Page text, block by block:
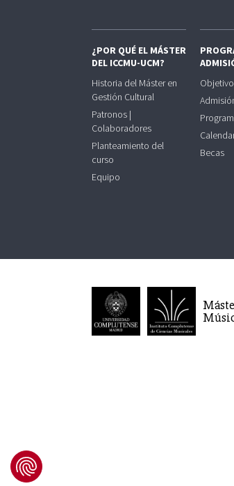
¿POR QUÉ EL MÁSTER
DEL ICCMU-UCM?
Historia del Máster en
Gestión Cultural
Patronos |
Colaboradores
Planteamiento del
curso
Equipo
Becas